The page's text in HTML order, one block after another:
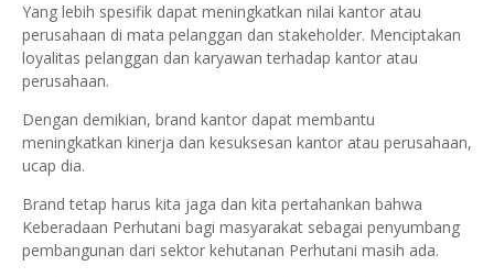
Yang lebih spesifik dapat meningkatkan nilai kantor atau
perusahaan di mata pelanggan dan stakeholder. Menciptakan
loyalitas pelanggan dan karyawan terhadap kantor atau
perusahaan.
Dengan demikian, brand kantor dapat membantu
meningkatkan kinerja dan kesuksesan kantor atau perusahaan,
ucap dia.
Brand tetap harus kita jaga dan kita pertahankan bahwa
Keberadaan Perhutani bagi masyarakat sebagai penyumbang
pembangunan dari sektor kehutanan Perhutani masih ada.